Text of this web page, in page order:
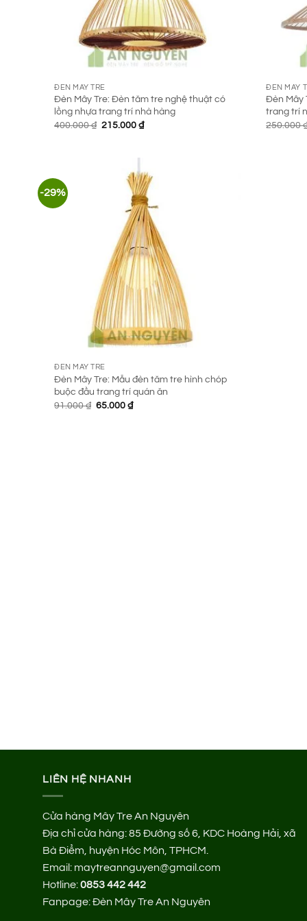
ĐÈN MÂY TRE
Đèn Mây Tre: Đèn tăm tre nghệ thuật có
lồng nhựa trang trí nhà hàng
400.000₫ Giá
215.000₫Giá
ĐÈN MÂY
Đèn Mây
trang trí
250.000
-29%
ĐÈN MÂY TRE
Đèn Mây Tre: Mẫu đèn tăm tre hình chóp
buộc đầu trang trí quán ăn
91.000₫ Giá
65.000₫Giá
LIÊN HỆ NHANH
Cửa hàng Mây Tre An Nguyên
Địa chỉ cửa hàng:85 Đường số 6, KDC Hoàng Hải, xã
Bà Điểm, huyện Hóc Môn, TPHCM.
Email: maytreannguyen@gmail.com
Hotline:0853 442 442
Fanpage:Đèn Mây Tre An Nguyên